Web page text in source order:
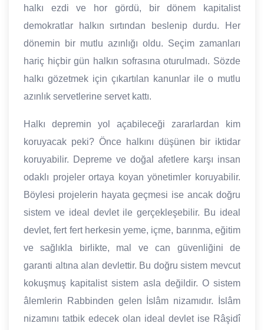
halkı ezdi ve hor gördü, bir dönem kapitalist
demokratlar halkın sırtından beslenip durdu. Her
dönemin bir mutlu azınlığı oldu. Seçim zamanları
hariç hiçbir gün halkın sofrasına oturulmadı. Sözde
halkı gözetmek için çıkartılan kanunlar ile o mutlu
azınlık servetlerine servet kattı.
Halkı depremin yol açabileceği zararlardan kim
koruyacak peki? Önce halkını düşünen bir iktidar
koruyabilir. Depreme ve doğal afetlere karşı insan
odaklı projeler ortaya koyan yönetimler koruyabilir.
Böylesi projelerin hayata geçmesi ise ancak doğru
sistem ve ideal devlet ile gerçekleşebilir. Bu ideal
devlet, fert fert herkesin yeme, içme, barınma, eğitim
ve sağlıkla birlikte, mal ve can güvenliğini de
garanti altına alan devlettir. Bu doğru sistem mevcut
kokuşmuş kapitalist sistem asla değildir. O sistem
âlemlerin Rabbinden gelen İslâm nizamıdır. İslâm
nizamını tatbik edecek olan ideal devlet ise Râşidî